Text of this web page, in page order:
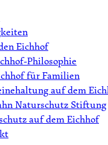
Eichhof
Philosophie
für Familien
auf dem
Naturschutz Stiftung
auf dem Eichhof